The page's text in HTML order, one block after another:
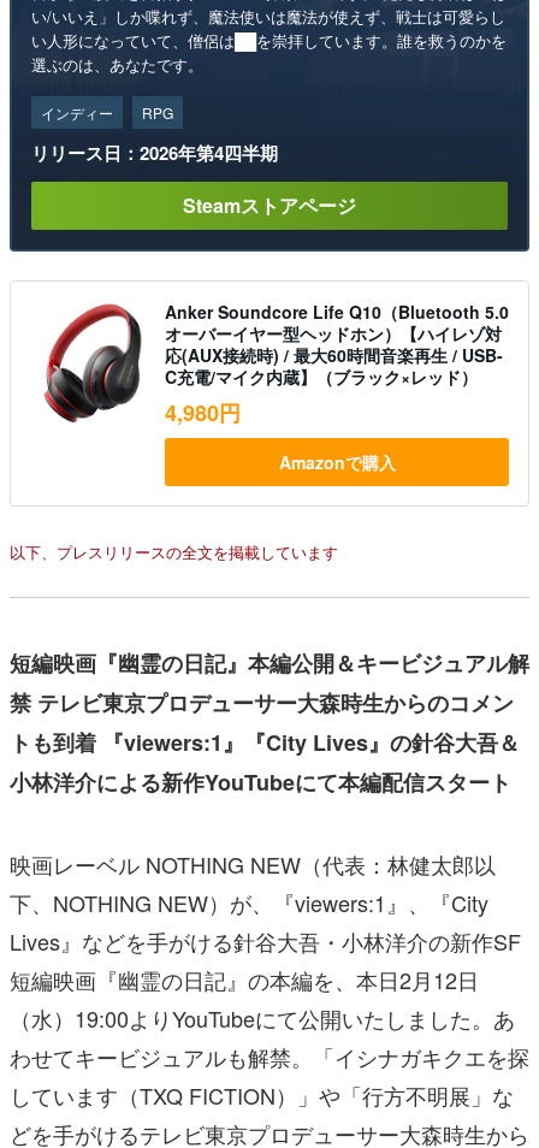
い/いいえ」しか喋れず、魔法使いは魔法が使えず、戦士は可愛らし
い人形になっていて、僧侶は██を崇拝しています。誰を救うのかを
選ぶのは、あなたです。
インディー RPG
リリース日：2026年第4四半期
Steamストアページ
Anker Soundcore Life Q10（Bluetooth 5.0
オーバーイヤー型ヘッドホン）【ハイレゾ対
応(AUX接続時) / 最大60時間音楽再生 / USB-
C充電/マイク内蔵】（ブラック×レッド）
4,980円
Amazonで購入
以下、プレスリリースの全文を掲載しています
短編映画『幽霊の日記』本編公開＆キービジュアル解
禁テレビ東京プロデューサー大森時生からのコメン
トも到着
『viewers:1』『City Lives』の針谷大吾＆
小林洋介による新作YouTubeにて本編配信スタート
映画レーベル NOTHING NEW（代表：林健太郎以
下、NOTHING NEW）が、『viewers:1』、『City
Lives』などを手がける針谷大吾・小林洋介の新作SF
短編映画『幽霊の日記』の本編を、本日2月12日
（水）19:00よりYouTubeにて公開いたしました。あ
わせてキービジュアルも解禁。「イシナガキクエを探
しています（TXQ FICTION）」や「行方不明展」な
どを手がけるテレビ東京プロデューサー大森時生から